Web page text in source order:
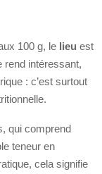
100 g, le lieu est
rend intéressant,
: c’est surtout
qui comprend
teneur en
cela signifie